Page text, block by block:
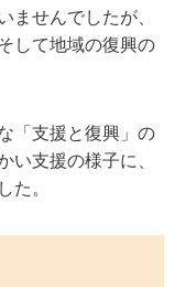
ませんでしたが、
して地域の復興の
「支援と復興」の
い支援の様子に、
た。